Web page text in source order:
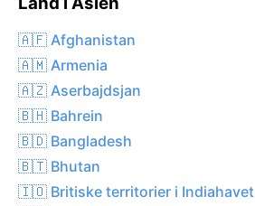
🇦🇫 Afghanistan
🇦🇲 Armenia
🇦🇿 Aserbajdsjan
🇧🇭 Bahrein
🇧🇩 Bangladesh
🇧🇹 Bhutan
🇮🇴 Britiske territorier i Indiahavet